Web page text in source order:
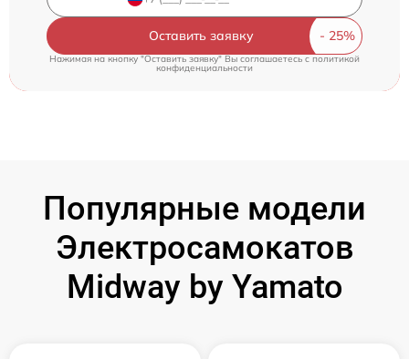
Оставить заявку
Нажимая на кнопку "Оставить заявку" Вы соглашаетесь c политикой
конфиденциальности
Популярные модели
Электросамокатов
Midway by Yamato